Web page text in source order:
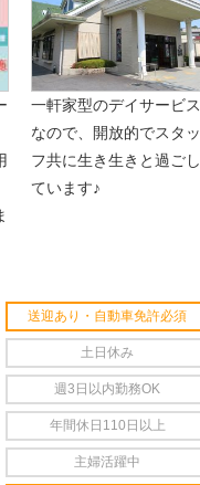
一軒家型のデイサービス
なので、開放的でスタッ
フ共に生き生きと過ごし
ています♪
送迎あり・自動車免許必須
土日休み
週3日以内勤務OK
年間休日110日以上
主婦活躍中